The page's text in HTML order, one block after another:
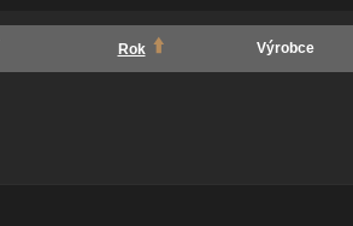
Rok Výrobce